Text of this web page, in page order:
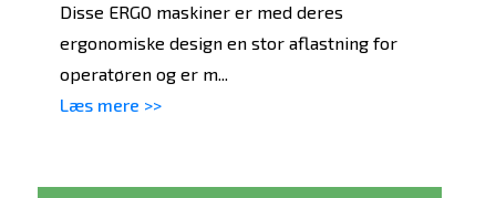
Disse ERGO maskiner er med deres
ergonomiske design en stor aflastning for
operatøren og er m...
Læs mere >>